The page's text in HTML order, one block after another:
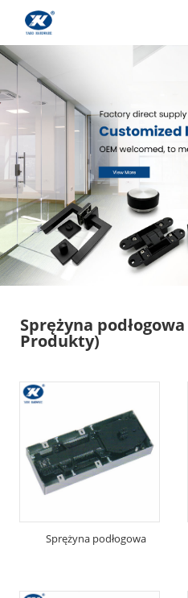
Sprężyna podłogowa
Produkty)
Sprężyna podłogowa